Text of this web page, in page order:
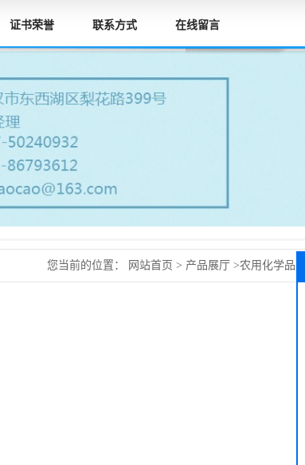
证书荣誉 联系方式 在线留言
您当前的位置： 网站首页 > 产品展厅 >农用化学品